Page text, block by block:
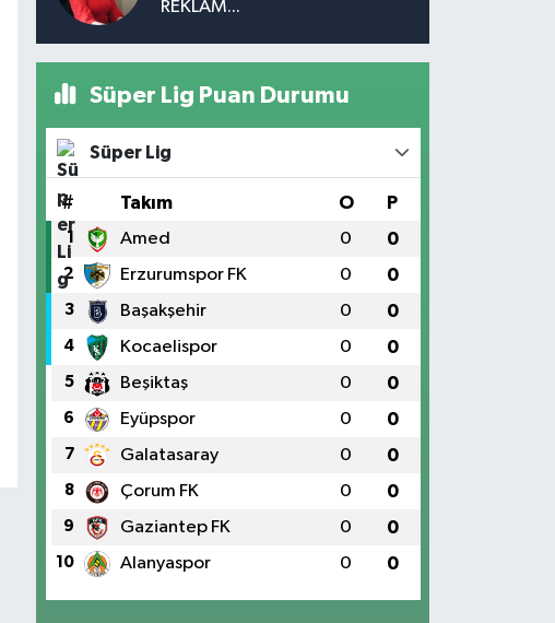
REKLAM...
Süper Lig Puan Durumu
Süper Lig
# Takım O P
1 Amed 0 0
2 Erzurumspor FK 0 0
3 Başakşehir 0 0
4 Kocaelispor 0 0
5 Beşiktaş 0 0
6 Eyüpspor 0 0
7 Galatasaray 0 0
8 Çorum FK 0 0
9 Gaziantep FK 0 0
10 Alanyaspor 0 0